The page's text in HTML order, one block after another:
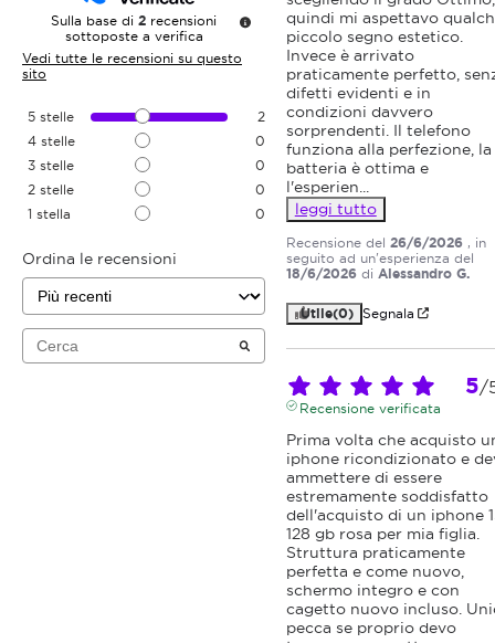
Sulla base di 2 recensioni
sottoposte a verifica
Vedi tutte le recensioni su questo
sito
5 stelle
2
4 stelle
0
3 stelle
0
2 stelle
0
1 stella 0
Ordina le recensioni
quindi mi aspettavo
piccolo segno estetico.
Invece è arrivato
praticamente perfetto,
difetti evidenti e in
condizioni davvero
sorprendenti. Il telefono
funziona alla perfezione, la
batteria è ottima e
l'esperien
leggi tutto
Recensione del 26/6/2026 , in
seguito ad un'esperienza del
18/6/2026 di Alessandro G.
Utile(0) Segnala
5/
Recensione verificata
Prima volta che acquisto
iphone ricondizionato e
ammettere di essere
estremamente soddisfatto
dell'acquisto di un iphone
128 gb rosa per mia figlia.
Struttura praticamente
perfetta e come nuovo,
schermo integro e con
cagetto nuovo incluso.
pecca se proprio devo